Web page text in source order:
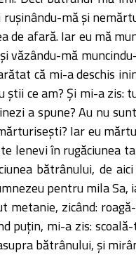
mă şi
afară. Iar eu mă
mă
că mi-a deschis
ce am? Şi mi-a zis:
a spune? Au nu
Iar eu
lenevi în rugăciunea
bătrânului, de
pentru mila
zicând:
mi-a zis:
bătrânului, şi